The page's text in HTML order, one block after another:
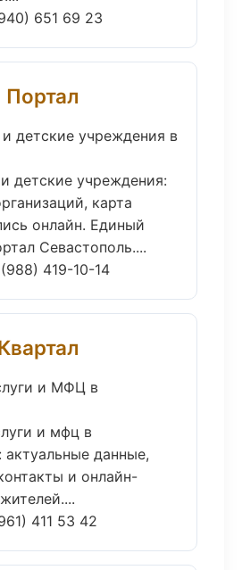
651 69 23
детские учреждения в
детские учреждения:
карта
онлайн. Единый
Севастополь....
419-10-14
и МФЦ в
и мфц в
актуальные данные,
и онлайн-
411 53 42